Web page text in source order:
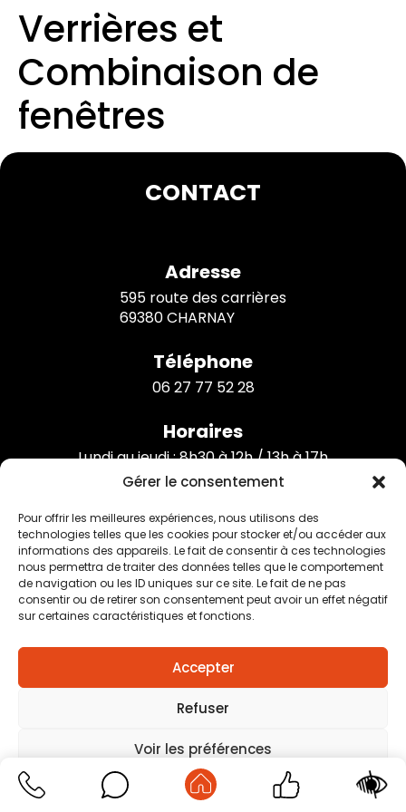
Gérer le consentement
Pour offrir les meilleures expériences, nous utilisons des
technologies telles que les cookies pour stocker et/ou accéder aux
informations des appareils. Le fait de consentir à ces technologies
nous permettra de traiter des données telles que le comportement
de navigation ou les ID uniques sur ce site. Le fait de ne pas
consentir ou de retirer son consentement peut avoir un effet négatif
sur certaines caractéristiques et fonctions.
Accepter
Refuser
Voir les préférences
Mentions légales
Verrières et
Combinaison de
fenêtres
CONTACT
Adresse
595 route des carrières
69380 CHARNAY
Téléphone
06 27 77 52 28
Horaires
Lundi au jeudi : 8h30 à 12h / 13h à 17h
Vendredi : 8h à 12h
Mentions légales–Traitement des données
personnelles–Plan du site–Création agence positive